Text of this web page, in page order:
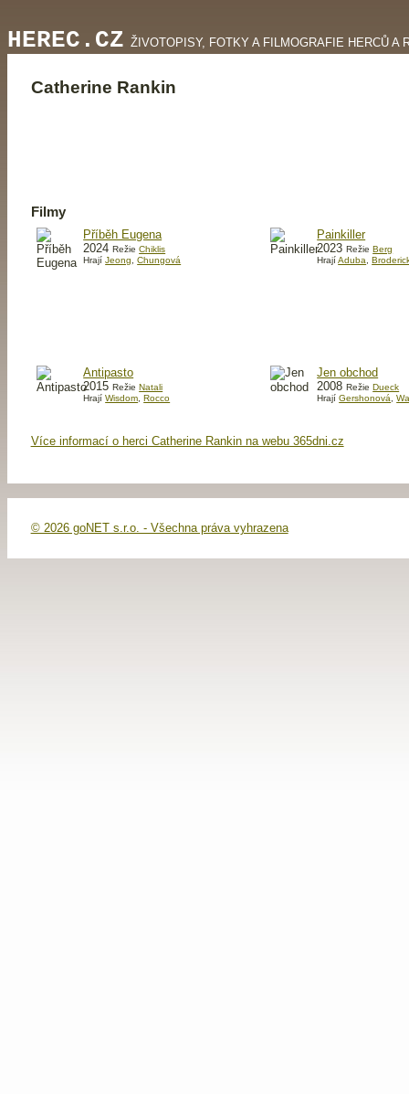
HEREC.CZ ŽIVOTOPISY, FOTKY A FILMOGRAFIE HERCŮ A
Catherine Rankin
Filmy
Příběh Eugena
2024RežieChiklis
HrajíJeong ,Chungová
Painkiller
2023RežieBerg
HrajíAduba ,
Antipasto
2015RežieNatali
HrajíWisdom ,Rocco
Jen obchod
2008RežieDueck
HrajíGershonová ,
Více informací o herci Catherine Rankin na webu 365dni.cz
© 2026 goNET s.r.o. - Všechna práva vyhrazena